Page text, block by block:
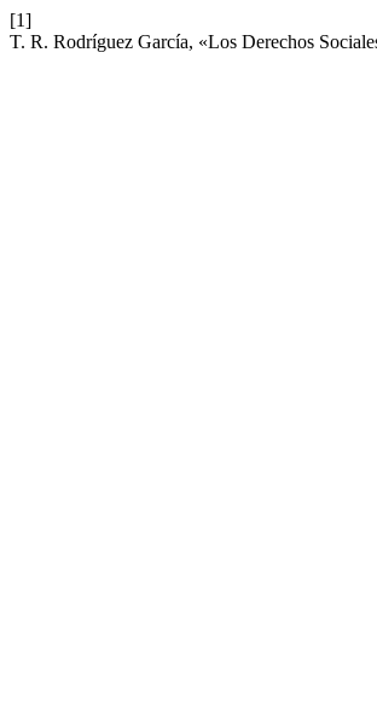
[1]
T. R. Rodríguez García, «Los Derechos